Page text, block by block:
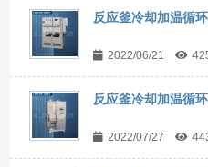
反应釜冷却加温循
2022/06/21
反应釜冷却加温循
2022/07/27